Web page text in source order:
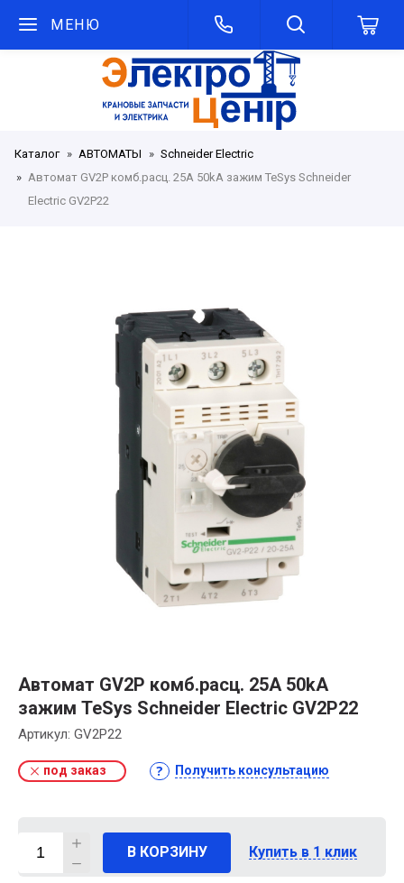
МЕНЮ
Каталог АВТОМАТЫ
Schneider Electric
Автомат GV2P комб.расц. 25A 50kA зажим TeSys Schneider
Electric GV2P22
Автомат GV2P комб.расц. 25A 50kA
зажим TeSys Schneider Electric GV2P22
Артикул: GV2P22
под заказ Получить консультацию
В КОРЗИНУ Купить в 1 клик